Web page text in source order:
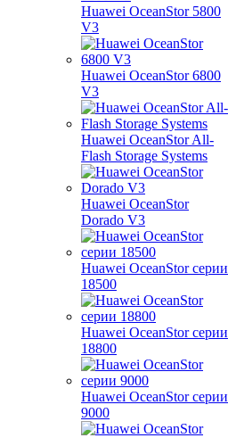
Huawei OceanStor 5800
V3
Huawei OceanStor 6800
V3
Huawei OceanStor All-
Flash Storage Systems
Huawei OceanStor
Dorado V3
Huawei OceanStor серии
18500
Huawei OceanStor серии
18800
Huawei OceanStor серии
9000